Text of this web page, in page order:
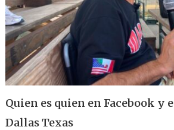
Quien es quien en Facebook y
Dallas Texas